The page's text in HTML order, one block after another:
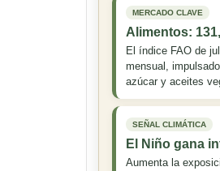
MERCADO CLAVE
Alimentos:
El índice FAO de
mensual,
azúcar y aceites
SEÑAL CLIMÁTICA
El Niño gana
Aumenta la